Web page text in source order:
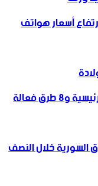
أسعار هواتف
لماذا أصبح هاتفك بطيئًا؟ 6 أسباب رئيسية و8 طرق فعالة
السورية خلال النصف